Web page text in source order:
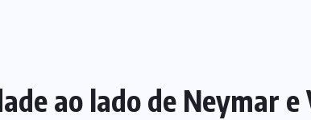
ao lado de Neymar e